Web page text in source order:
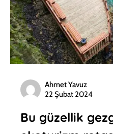
Ahmet Yavuz
22 Şubat 2024
Bu güzellik